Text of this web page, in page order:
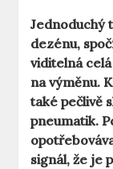
Jednoduchý
dezénu,
viditelná
na výměnu.
také pečlivě
pneumatik.
signál, že je